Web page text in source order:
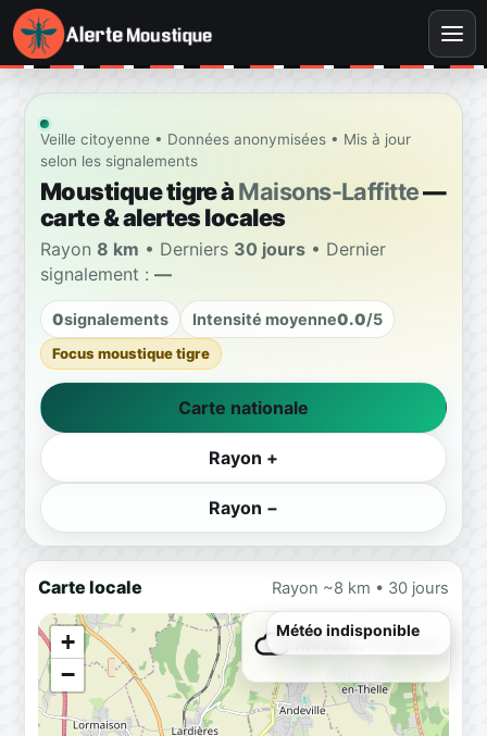
Veille citoyenne • Données anonymisées • Mis à jour
selon les signalements
Moustique tigre àMaisons-Laffitte—
carte & alertes locales
Rayon 8 km • Derniers 30 jours • Dernier
signalement : —
0signalements Intensité moyenne0.0/5
Focus moustique tigre
Carte nationale
Rayon +
Rayon −
Carte locale Rayon ~8 km • 30 jours
+
−
Météo…Chargement
Météo indisponible